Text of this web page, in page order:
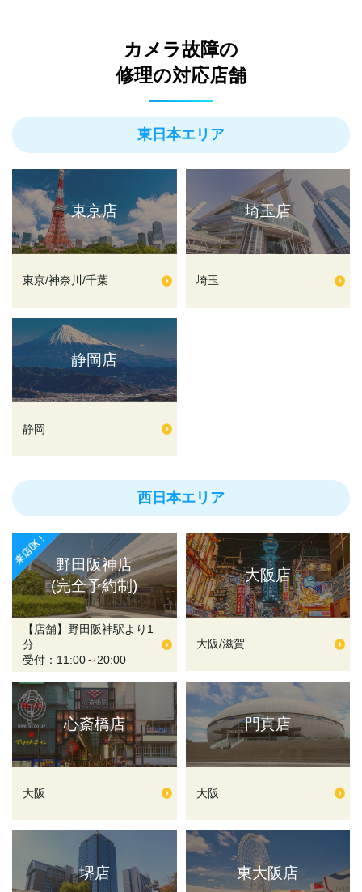
カメラ故障の
修理の対応店舗
東日本エリア
東京店
東京/神奈川/千葉
埼玉店
埼玉
静岡店
静岡
西日本エリア
野田阪神店
(完全予約制)
【店舗】野田阪神駅より1
分
受付：11:00～20:00
大阪店
大阪/滋賀
心斎橋店
大阪
門真店
大阪
堺店 東大阪店